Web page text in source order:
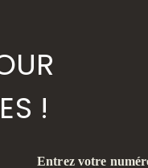
!
Entrez votre